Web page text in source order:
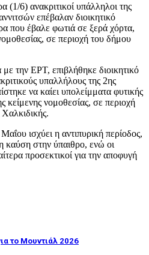
(1/6) ανακριτικοί υπάλληλοι της
επέβαλαν διοικητικό
που έβαλε φωτιά σε ξερά χόρτα,
σε περιοχή του δήμου
την ΕΡΤ, επιβλήθηκε διοικητικό
υπαλλήλους της 2ης
να καίει υπολείμματα φυτικής
κείμενης νομοθεσίας, σε περιοχή
ισχύει η αντιπυρική περίοδος,
καύση στην ύπαιθρο, ενώ οι
προσεκτικοί για την αποφυγή
το Μουντιάλ 2026